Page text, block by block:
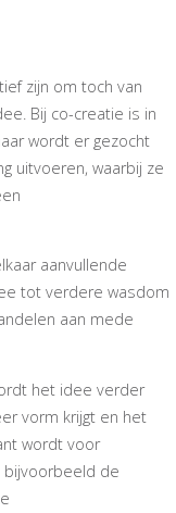
zijn om toch van
Bij co-creatie is in
wordt er gezocht
uitvoeren, waarbij ze
aanvullende
tot verdere wasdom
aan mede
het idee verder
vorm krijgt en het
wordt voor
de